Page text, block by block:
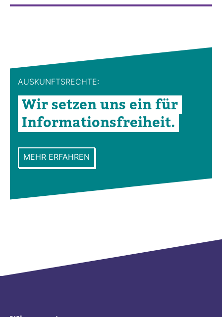
AUS­KUNFTS­RECHTE:
Wir setzen uns ein für
Infor­ma­ti­ons­frei­heit.
MEHR ERFAHREN